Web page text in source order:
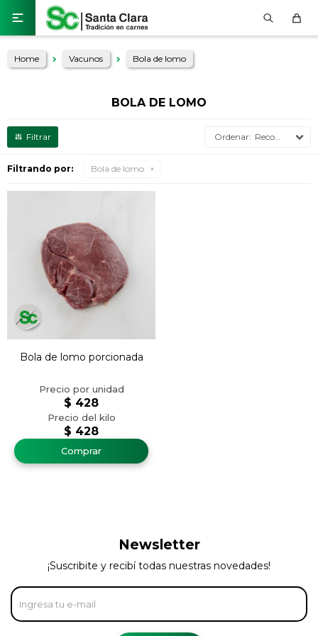

Home Vacunos Bola de lomo
BOLA DE LOMO
Recomendados
Filtrando por: Bola de lomo
Bola de lomo porcionada
$ 428
$ 428
Newsletter
¡Suscribite y recibí todas nuestras novedades!